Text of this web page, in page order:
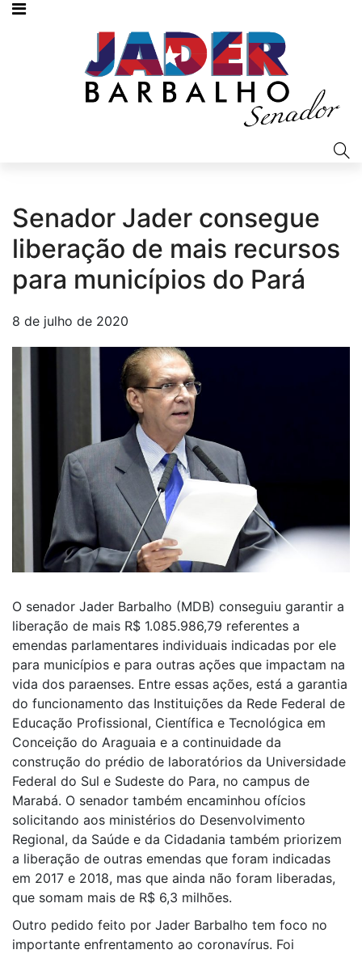
Senador Jader consegue
liberação de mais recursos
para municípios do Pará
8 de julho de 2020
O senador Jader Barbalho (MDB) conseguiu garantir a
liberação de mais R$ 1.085.986,79 referentes a
emendas parlamentares individuais indicadas por ele
para municípios e para outras ações que impactam na
vida dos paraenses. Entre essas ações, está a garantia
do funcionamento das Instituições da Rede Federal de
Educação Profissional, Científica e Tecnológica em
Conceição do Araguaia e a continuidade da
construção do prédio de laboratórios da Universidade
Federal do Sul e Sudeste do Para, no campus de
Marabá. O senador também encaminhou ofícios
solicitando aos ministérios do Desenvolvimento
Regional, da Saúde e da Cidadania também priorizem
a liberação de outras emendas que foram indicadas
em 2017 e 2018, mas que ainda não foram liberadas,
que somam mais de R$ 6,3 milhões.
Outro pedido feito por Jader Barbalho tem foco no
importante enfrentamento ao coronavírus. Foi